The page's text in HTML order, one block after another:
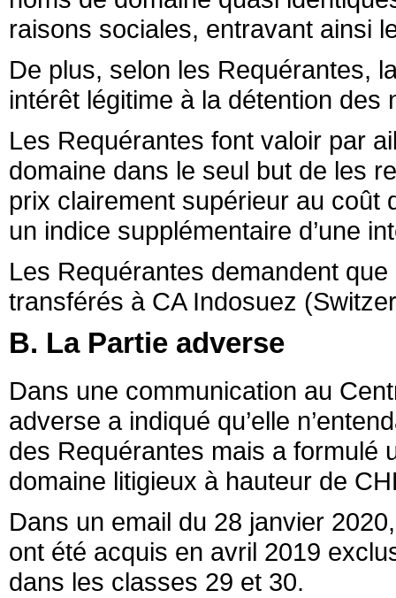
raisons sociales, entravant ainsi
De plus, selon les Requérantes,
intérêt légitime à la détention des
Les Requérantes font valoir par
domaine dans le seul but de les
prix clairement supérieur au coût
un indice supplémentaire d’une
Les Requérantes demandent
transférés à CA Indosuez
B. La Partie adverse
Dans une communication au
adverse a indiqué qu’elle
des Requérantes mais a formulé
domaine litigieux à hauteur de
Dans un email du 28 janvier
ont été acquis en avril 2019
dans les classes 29 et 30.